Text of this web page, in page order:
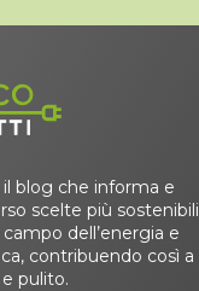
blog che informa e
scelte più sostenibili
dell’energia e
contribuendo così a
pulito.